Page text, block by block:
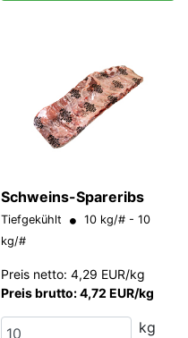
Schweins-Spareribs
Tiefgekühlt
10 kg/# - 10
kg/#
Preis netto: 4,29 EUR/kg
Preis brutto: 4,72 EUR/kg
kg